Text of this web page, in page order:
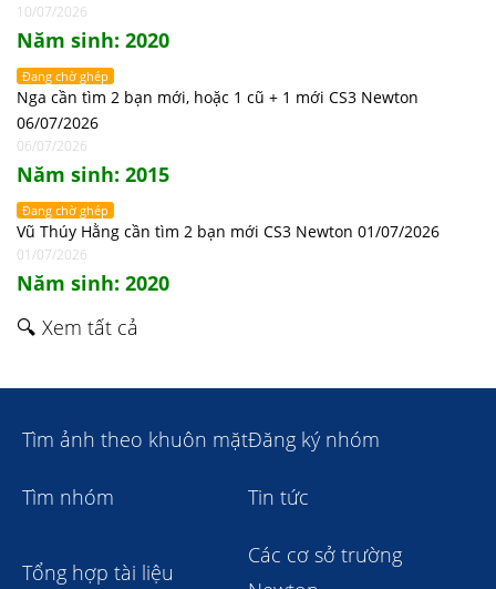
10/07/2026
Năm sinh: 2020
Đang chờ ghép
Nga cần tìm 2 bạn mới, hoặc 1 cũ + 1 mới CS3 Newton
06/07/2026
06/07/2026
Năm sinh: 2015
Đang chờ ghép
Vũ Thúy Hằng cần tìm 2 bạn mới CS3 Newton 01/07/2026
01/07/2026
Năm sinh: 2020
🔍 Xem tất cả
Tìm ảnh theo khuôn mặtĐăng ký nhóm
Tìm nhóm Tin tức
Tổng hợp tài liệu
Các cơ sở trường